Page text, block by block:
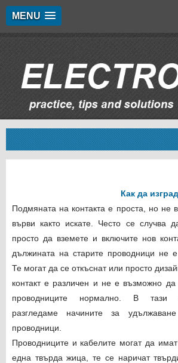
MENU
Как да
Подмяната на контакта е проста, но не
върви както искате. Често се случва
просто да вземете и включите нов
дължината на старите проводници не е
Те могат да се откъснат или просто
контакт е различен и не е възможно да
проводниците нормално. В тази
разгледаме начините за
проводници.
Проводниците и кабелите могат да
една твърда жица, те се наричат